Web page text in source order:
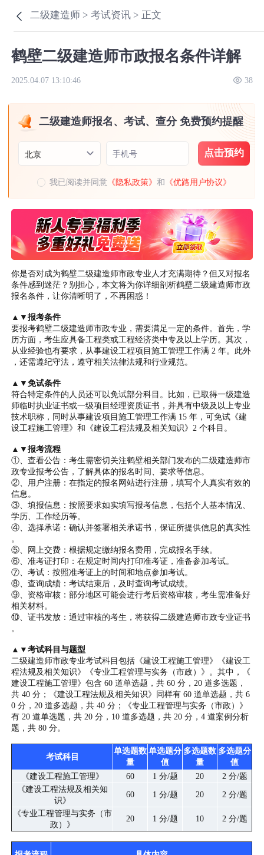
二级建造师 >考试资讯 > 正文
鹤壁二级建造师市政报名条件详解
2025.04.07 13:10:46 38
二级建造师报名、考试、查分 免费预约提醒
北京 手机号 点击预约
我已阅读并同意 《隐私政策》和 《优路用户协议》
你是否对成为鹤壁二级建造师市政专业人才充满期待？但又对报名
条件感到迷茫？别担心，本文将为你详细剖析鹤壁二级建造师市政
报名条件，让你清晰明了，不再困惑！
▲▼报考条件
要报考鹤壁二级建造师市政专业，需要满足一定的条件。首先，学
历方面，考生应具备工程类或工程经济类中专及以上学历。其次，
从业经验也有要求，从事建设工程项目施工管理工作满 2 年。此外
，还需遵纪守法，遵守相关法律法规和行业规范。
▲▼免试条件
符合特定条件的人员还可以免试部分科目。比如，已取得一级建造
师临时执业证书或一级项目经理资质证书，并具有中级及以上专业
技术职称，同时从事建设项目施工管理工作满 15 年，可免试《建
设工程施工管理》和《建设工程法规及相关知识》2 个科目。
▲▼报考流程
①、查看公告：考生需密切关注鹤壁相关部门发布的二级建造师市
政专业报考公告，了解具体的报名时间、要求等信息。
②、用户注册：在指定的报名网站进行注册，填写个人真实有效的
信息。
③、填报信息：按照要求如实填写报考信息，包括个人基本情况、
学历、工作经历等。
④、选择承诺：确认并签署相关承诺书，保证所提供信息的真实性
。
⑤、网上交费：根据规定缴纳报名费用，完成报名手续。
⑥、准考证打印：在规定时间内打印准考证，准备参加考试。
⑦、考试：按照准考证上的时间和地点参加考试。
⑧、查询成绩：考试结束后，及时查询考试成绩。
⑨、资格审核：部分地区可能会进行考后资格审核，考生需准备好
相关材料。
⑩、证书发放：通过审核的考生，将获得二级建造师市政专业证书
。
▲▼考试科目与题型
二级建造师市政专业考试科目包括《建设工程施工管理》《建设工
程法规及相关知识》《专业工程管理与实务（市政）》。其中，《
建设工程施工管理》包含 60 道单选题，共 60 分，20 道多选题，
共 40 分；《建设工程法规及相关知识》同样有 60 道单选题，共 6
0 分，20 道多选题，共 40 分；《专业工程管理与实务（市政）》
有 20 道单选题，共 20 分，10 道多选题，共 20 分，4 道案例分析
题，共 80 分。
考试科目
单选题数
量
单选题分
值
多选题数
量
多选题分
值
《建设工程施工管理》
60 1 分/题 20
2 分/题
《建设工程法规及相关知
识》
60 1 分/题 20
2 分/题
《专业工程管理与实务（市
政）》
20 1 分/题 10 2 分/题